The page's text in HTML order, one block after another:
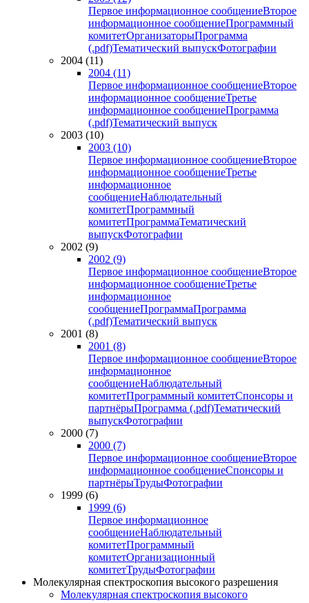
Первое информационное сообщениеВторое
информационное сообщениеПрограммный
комитетОрганизаторыПрограмма
(.pdf)Тематический выпускФотографии
2004 (11)
2004 (11)
Первое информационное сообщениеВторое
информационное сообщениеТретье
информационное сообщениеПрограмма
(.pdf)Тематический выпуск
2003 (10)
2003 (10)
Первое информационное сообщениеВторое
информационное сообщениеТретье
информационное
сообщениеНаблюдательный
комитетПрограммный
комитетПрограммаТематический
выпускФотографии
2002 (9)
2002 (9)
Первое информационное сообщениеВторое
информационное сообщениеТретье
информационное
сообщениеПрограммаПрограмма
(.pdf)Тематический выпуск
2001 (8)
2001 (8)
Первое информационное сообщениеВторое
информационное
сообщениеНаблюдательный
комитетПрограммный комитетСпонсоры и
партнёрыПрограмма (.pdf)Тематический
выпускФотографии
2000 (7)
2000 (7)
Первое информационное сообщениеВторое
информационное сообщениеСпонсоры и
партнёрыТрудыФотографии
1999 (6)
1999 (6)
Первое информационное
сообщениеНаблюдательный
комитетПрограммный
комитетОрганизационный
комитетТрудыФотографии
Молекулярная спектроскопия высокого разрешения
Молекулярная спектроскопия высокого